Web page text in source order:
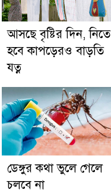
আসছে বৃষ্টির দিন, নিতে
হবে কাপড়েরও বাড়তি
যত্ন
ডেঙ্গুর কথা ভুলে গেলে
চলবে না